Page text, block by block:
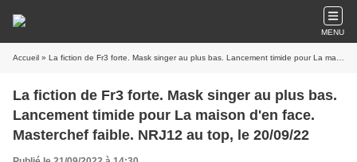
MENU
Accueil » La fiction de Fr3 forte. Mask singer au plus bas. Lancement timide pour La maison d'en face. Masterchef faible. NRJ12 au top, le 20/09/22
La fiction de Fr3 forte. Mask singer au plus bas.
Lancement timide pour La maison d'en face.
Masterchef faible. NRJ12 au top, le 20/09/22